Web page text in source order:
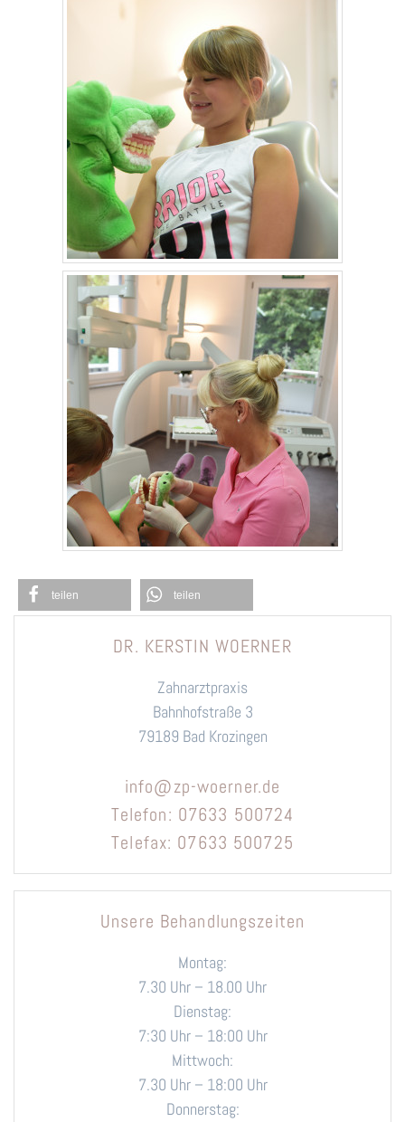
teilen teilen
DR. KERSTIN WOERNER
Zahnarztpraxis
Bahnhofstraße 3
79189 Bad Krozingen
info@zp-woerner.de
Telefon: 07633 500724
Telefax: 07633 500725
Unsere Behandlungszeiten
Montag:
7.30 Uhr – 18.00 Uhr
Dienstag:
7:30 Uhr – 18:00 Uhr
Mittwoch:
7.30 Uhr – 18:00 Uhr
Donnerstag: